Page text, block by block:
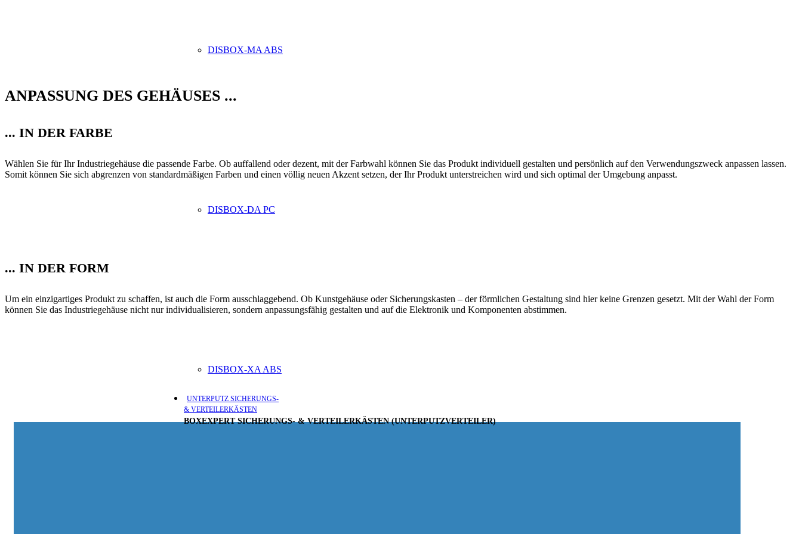
DISBOX-MA ABS
DISBOX-DA PC
DISBOX-XA ABS
UNTERPUTZ SICHERUNGS-
& VERTEILERKÄSTEN
BOXEXPERT SICHERUNGS- & VERTEILERKÄSTEN (UNTERPUTZVERTEILER)
ANPASSUNG DES GEHÄUSES ...
... IN DER FARBE
Wählen Sie für Ihr Industriegehäuse die passende Farbe. Ob auffallend oder dezent, mit der Farbwahl können Sie das Produkt individuell gestalten und persönlich auf den Verwendungszweck anpassen lassen.
Somit können Sie sich abgrenzen von standardmäßigen Farben und einen völlig neuen Akzent setzen, der Ihr Produkt unterstreichen wird und sich optimal der Umgebung anpasst.
... IN DER FORM
Um ein einzigartiges Produkt zu schaffen, ist auch die Form ausschlaggebend. Ob Kunstgehäuse oder Sicherungskasten – der förmlichen Gestaltung sind hier keine Grenzen gesetzt. Mit der Wahl der Form
können Sie das Industriegehäuse nicht nur individualisieren, sondern anpassungsfähig gestalten und auf die Elektronik und Komponenten abstimmen.